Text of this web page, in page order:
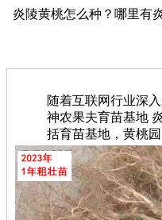
炎陵黄桃怎么种？哪里有
随着互联网行业深
神农果夫育苗基地
括育苗基地，黄桃